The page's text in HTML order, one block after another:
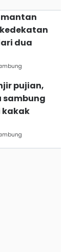
mantan
dua
pujian,
sambung
kakak